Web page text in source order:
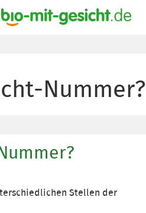
Nummer?
Stellen der